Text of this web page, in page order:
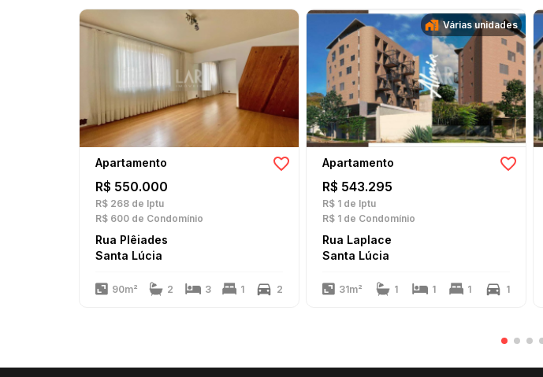
Apartamento
R$ 550.000
R$ 268 de Iptu
R$ 600 de Condomínio
Rua Plêiades
Santa Lúcia
90m² 2 3 1 2
Várias unidades
Apartamento
R$ 543.295
R$ 1 de Iptu
R$ 1 de Condomínio
Rua Laplace
Santa Lúcia
31m² 1 1 1 1